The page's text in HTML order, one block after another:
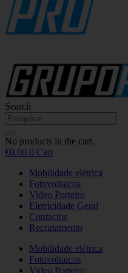
Search
No products in the cart.
€0.00 0 Cart
Mobilidade elétrica
Fotovoltaicos
Video Porteiro
Eletricidade Geral
Contactos
Recrutamento
Mobilidade elétrica
Fotovoltaicos
Video Porteiro